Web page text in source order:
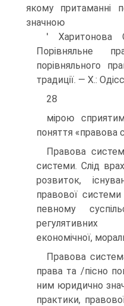
якому притаманні
значною
' Харитонова
Порівняльне
порівняльного
традиції. — X.:
28
мірою
поняття «правова
Правова
системи. Слід
розвиток,
правової
певному
регулятивних
економічної,
Правова
права та /пісно
ним юридично
практики,